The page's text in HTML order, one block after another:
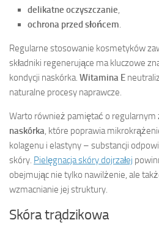
delikatne oczyszczanie,
ochrona przed słońcem.
Regularne stosowanie kosmetyków
składniki regenerujące ma kluczowe
kondycji naskórka. Witamina E
naturalne procesy naprawcze.
Warto również pamiętać o regularnym
naskórka, które poprawia
kolagenu i elastyny – substancji
skóry. Pielęgnacja skóry dojrzałej
obejmując nie tylko nawilżenie, ale
wzmacnianie jej struktury.
Skóra trądzikowa